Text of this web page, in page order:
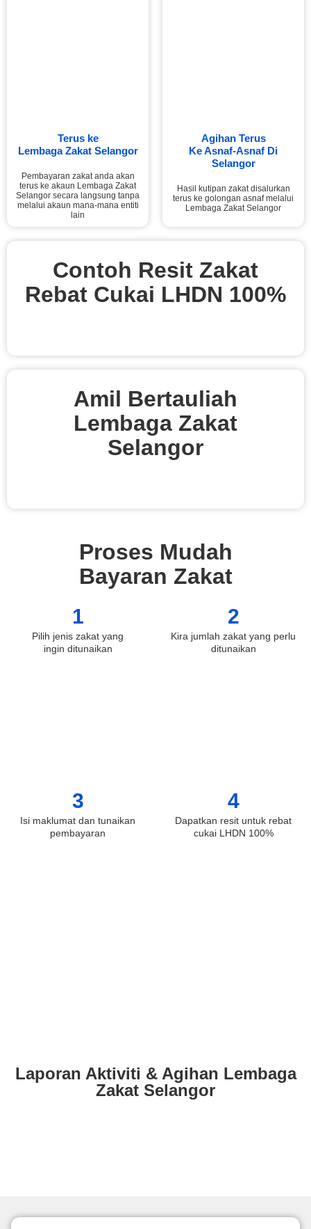
Terus ke
Lembaga Zakat Selangor
Pembayaran zakat anda akan
terus ke akaun Lembaga Zakat
Selangor secara langsung tanpa
melalui akaun mana-mana entiti
lain
Agihan Terus
Ke Asnaf-Asnaf Di
Selangor
Hasil kutipan zakat disalurkan
terus ke golongan asnaf melalui
Lembaga Zakat Selangor
Contoh Resit Zakat
Rebat Cukai LHDN 100%
Amil Bertauliah
Lembaga Zakat
Selangor
Proses Mudah
Bayaran Zakat
1
Pilih jenis zakat yang
ingin ditunaikan
2
Kira jumlah zakat yang perlu
ditunaikan
3
Isi maklumat dan tunaikan
pembayaran
4
Dapatkan resit untuk rebat
cukai LHDN 100%
Laporan Aktiviti & Agihan Lembaga
Zakat Selangor